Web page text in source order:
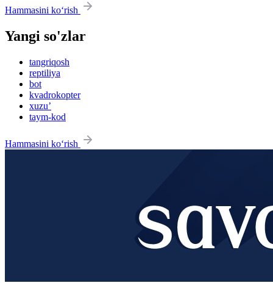
Hammasini ko‘rish
Yangi so'zlar
tangriqosh
reptiliya
bot
kvadrokopter
xuzu’
taym-kod
Hammasini ko‘rish